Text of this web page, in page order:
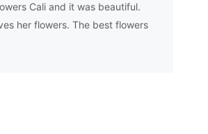
Cali and it was beautiful.
her flowers. The best flowers